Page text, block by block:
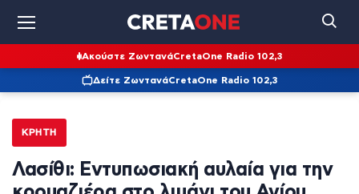
Ακούστε ΖωντανάCretaOne Radio 102,3
Δείτε ΖωντανάCretaOne Radio 102,3
ΚΡΉΤΗ
Λασίθι: Εντυπωσιακή αυλαία για την